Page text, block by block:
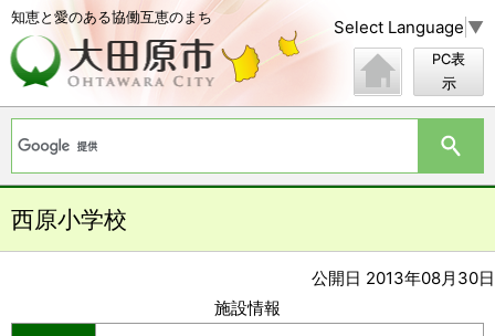
知恵と愛のある協働互恵のまち Select Language ▼
PC表
示
西原小学校
公開日 2013年08月30日
施設情報